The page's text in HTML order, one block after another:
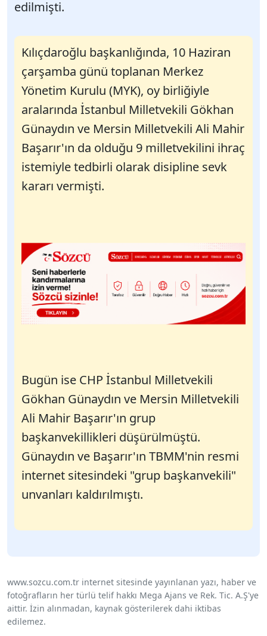
edilmişti.
Kılıçdaroğlu başkanlığında, 10 Haziran
çarşamba günü toplanan Merkez
Yönetim Kurulu (MYK), oy birliğiyle
aralarında İstanbul Milletvekili Gökhan
Günaydın ve Mersin Milletvekili Ali Mahir
Başarır'ın da olduğu 9 milletvekilini ihraç
istemiyle tedbirli olarak disipline sevk
kararı vermişti.
Bugün ise CHP İstanbul Milletvekili
Gökhan Günaydın ve Mersin Milletvekili
Ali Mahir Başarır'ın grup
başkanvekillikleri düşürülmüştü.
Günaydın ve Başarır'ın TBMM'nin resmi
internet sitesindeki "grup başkanvekili"
unvanları kaldırılmıştı.
www.sozcu.com.tr internet sitesinde yayınlanan yazı, haber ve
fotoğrafların her türlü telif hakkı Mega Ajans ve Rek. Tic. A.Ş'ye
aittir. İzin alınmadan, kaynak gösterilerek dahi iktibas
edilemez.